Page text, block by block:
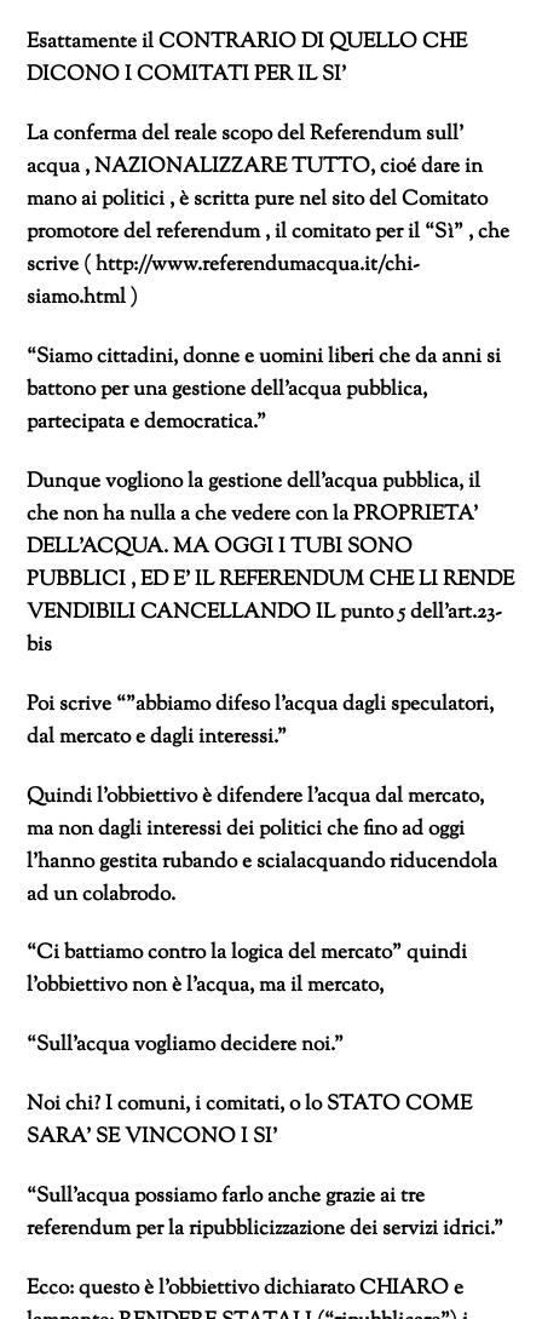
Esattamente il CONTRARIO DI QUELLO CHE
DICONO I COMITATI PER IL SI’
La conferma del reale scopo del Referendum sull’
acqua , NAZIONALIZZARE TUTTO, cioé dare in
mano ai politici , è scritta pure nel sito del Comitato
promotore del referendum , il comitato per il “Sì” , che
scrive ( http://www.referendumacqua.it/chi-
siamo.html )
“Siamo cittadini, donne e uomini liberi che da anni si
battono per una gestione dell’acqua pubblica,
partecipata e democratica.”
Dunque vogliono la gestione dell’acqua pubblica, il
che non ha nulla a che vedere con la PROPRIETA’
DELL’ACQUA. MA OGGI I TUBI SONO
PUBBLICI , ED E’ IL REFERENDUM CHE LI RENDE
VENDIBILI CANCELLANDO IL punto 5 dell’art.23-
bis
Poi scrive “”abbiamo difeso l’acqua dagli speculatori,
dal mercato e dagli interessi.”
Quindi l’obbiettivo è difendere l’acqua dal mercato,
ma non dagli interessi dei politici che fino ad oggi
l’hanno gestita rubando e scialacquando riducendola
ad un colabrodo.
“Ci battiamo contro la logica del mercato” quindi
l’obbiettivo non è l’acqua, ma il mercato,
“Sull’acqua vogliamo decidere noi.”
Noi chi? I comuni, i comitati, o lo STATO COME
SARA’ SE VINCONO I SI’
“Sull’acqua possiamo farlo anche grazie ai tre
referendum per la ripubblicizzazione dei servizi idrici.”
Ecco: questo è l’obbiettivo dichiarato CHIARO e